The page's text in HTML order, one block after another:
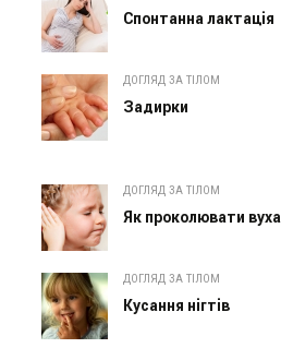
Спонтанна лактація
ДОГЛЯД ЗА ТІЛОМ
Задирки
ДОГЛЯД ЗА ТІЛОМ
Як проколювати вуха
ДОГЛЯД ЗА ТІЛОМ
Кусання нігтів